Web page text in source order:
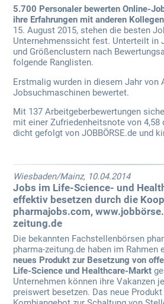
5.700 Personaler bewerten Online-
ihre Erfahrungen mit anderen
15. August 2015, stehen die besten
Unternehmenssicht fest. Unterteilt in
und Größenclustern nach
folgende Ranglisten.
Erstmalig wurden in diesem Jahr von
Jobsuchmaschinen bewertet.
Mit 137 Arbeitgeberbewertungen
mit einer Zufriedenheitsnote von 4,58
dicht gefolgt von JOBBÖRSE.de und
Wiesbaden/Mainz, 10.04.2014
Jobs im Life-Science- und
effektiv besetzen durch die
pharmajobs.com,
zeitung.de
Die bekannten Fachstellenbörsen
pharma-zeitung.de haben im Rahmen
neues Produkt zur Besetzung von
Life-Science und Healthcare-Markt
Unternehmen können ihre Vakanzen
preiswert besetzen. Das neue